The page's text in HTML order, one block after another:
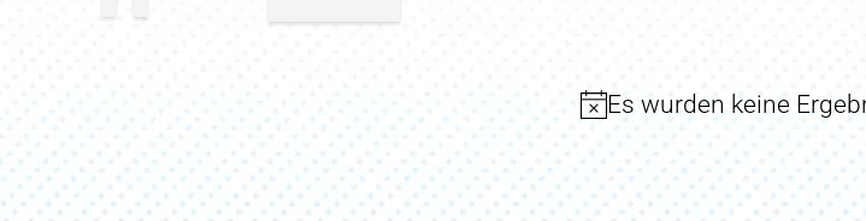
Es wurden keine